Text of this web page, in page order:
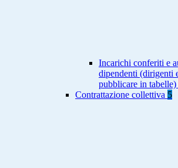
Incarichi conferiti e
dipendenti (dirigenti
pubblicare in tabelle)
Contrattazione collettiva 5